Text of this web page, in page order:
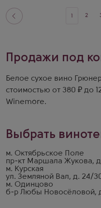
2
Продажи под
Белое сухое вино
стоимостью от 380 ₽ до
Winemore.
Выбрать
м. Октябрьское Поле
пр-кт Маршала Жукова,
м. Курская
ул. Земляной Вал, д. 24/30,
м. Одинцово
б-р Любы Новосёловой,